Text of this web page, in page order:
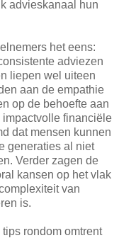
advieskanaal hun
het eens:
adviezen
liepen wel uiteen
aan de empathie
op de behoefte aan
financiële
dat mensen kunnen
generaties al niet
Verder zagen de
kansen op het vlak
van
is.
rondom omtrent